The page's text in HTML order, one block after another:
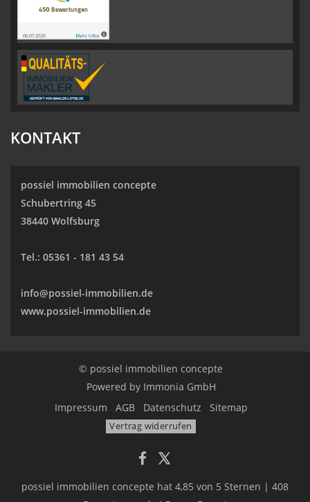
KONTAKT
possiel immobilien concepte
Schubertring 45
38440 Wolfsburg
Tel.: 05361 - 181 43 54
info@possiel-immobilien.de
www.possiel-immobilien.de
© possiel immobilien concepte
Powered by Immonia GmbH
Impressum
AGB Datenschutz Sitemap
Vertrag widerrufen
possiel immobilien concepte hat 4,85 von 5 Sternen | 408